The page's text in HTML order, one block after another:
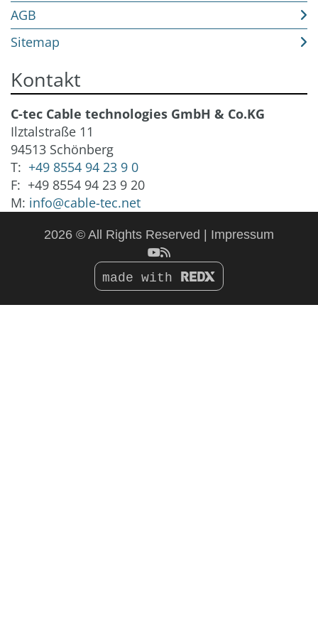
AGB
Sitemap
Kontakt
C-tec Cable technologies GmbH & Co.KG
Ilztalstraße 11
94513 Schönberg
T: +49 8554 94 23 9 0
F: +49 8554 94 23 9 20
M: info@cable-tec.net
2026 © All Rights Reserved Impressum
made with